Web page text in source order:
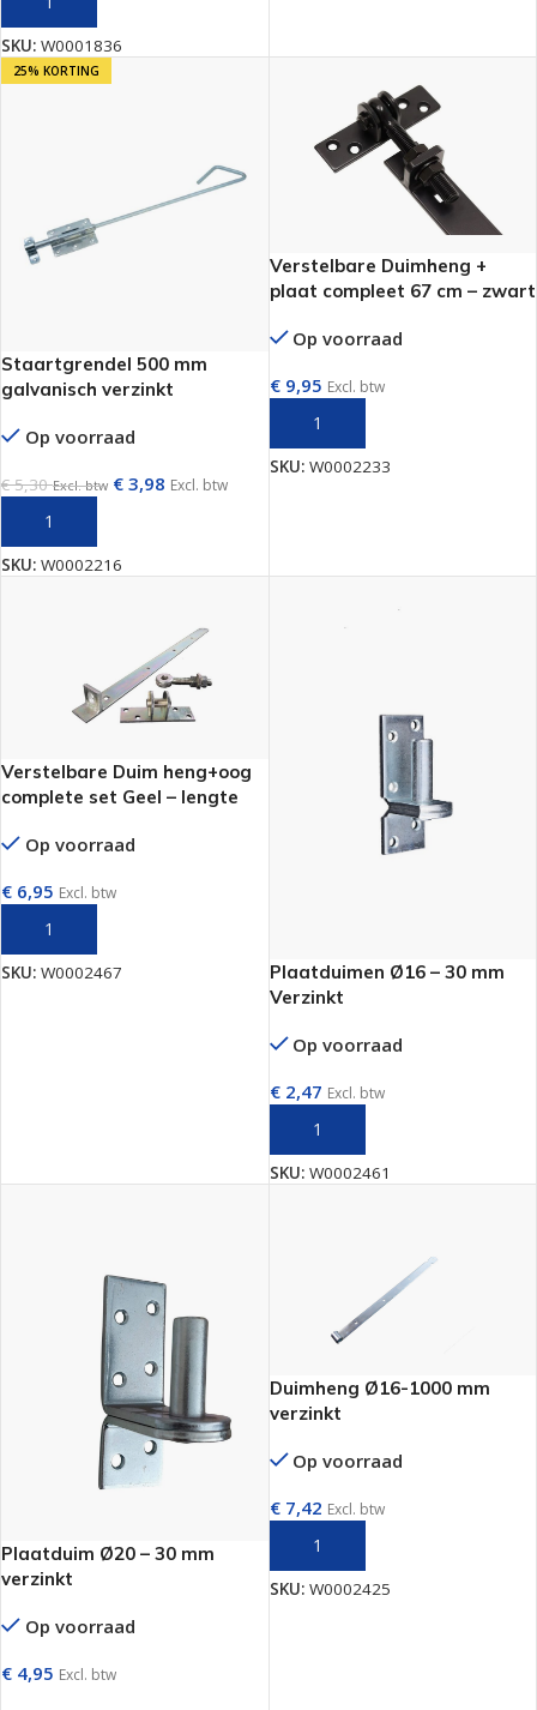
SKU: W0001836
25% KORTING
Staartgrendel 500 mm
galvanisch verzinkt
Op voorraad
€5,30 Excl. btw € 3,98 Excl. btw
SKU: W0002216
Verstelbare Duimheng +
plaat compleet 67 cm – zwart
Op voorraad
€9,95 Excl. btw
SKU: W0002233
Verstelbare Duim heng+oog
complete set Geel – lengte
Op voorraad
€ 6,95 Excl. btw
SKU: W0002467
Plaatduimen Ø16 – 30 mm
Verzinkt
Op voorraad
€2,47 Excl. btw
SKU: W0002461
Plaatduim Ø20 – 30 mm
verzinkt
Op voorraad
€ 4,95 Excl. btw
Duimheng Ø16-1000 mm
verzinkt
Op voorraad
€7,42 Excl. btw
SKU: W0002425